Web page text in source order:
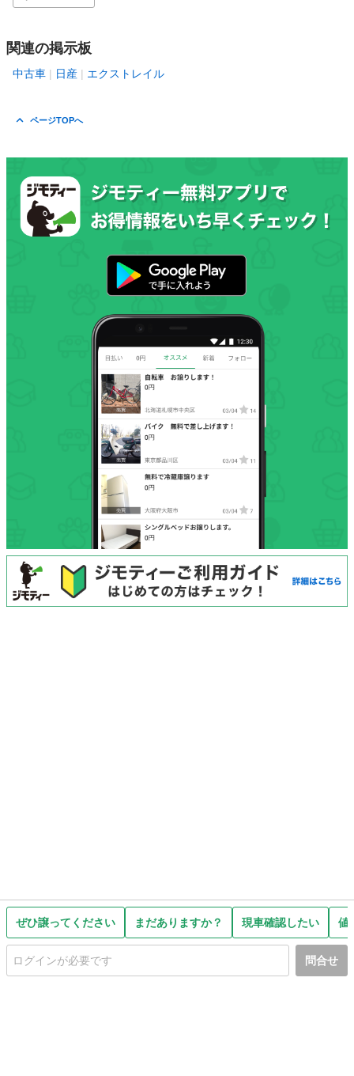
ぜひ譲ってください まだありますか？ 現車確認したい 値
問合せ
関連の掲示板
中古車 日産 エクストレイル
ページTOPへ